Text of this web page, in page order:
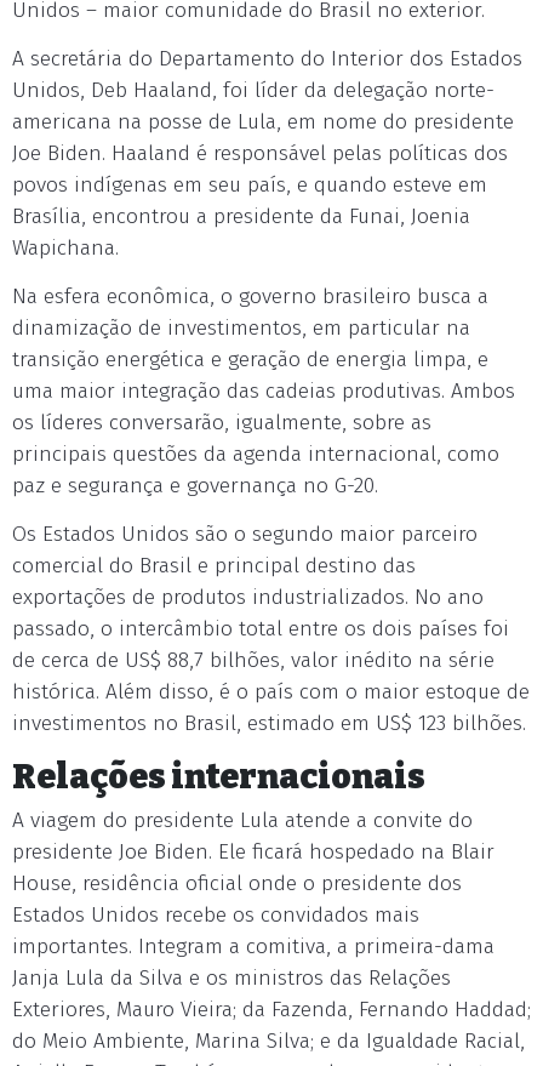
Unidos – maior comunidade do Brasil no exterior.
A secretária do Departamento do Interior dos Estados
Unidos, Deb Haaland, foi líder da delegação norte-
americana na posse de Lula, em nome do presidente
Joe Biden. Haaland é responsável pelas políticas dos
povos indígenas em seu país, e quando esteve em
Brasília, encontrou a presidente da Funai, Joenia
Wapichana.
Na esfera econômica, o governo brasileiro busca a
dinamização de investimentos, em particular na
transição energética e geração de energia limpa, e
uma maior integração das cadeias produtivas. Ambos
os líderes conversarão, igualmente, sobre as
principais questões da agenda internacional, como
paz e segurança e governança no G-20.
Os Estados Unidos são o segundo maior parceiro
comercial do Brasil e principal destino das
exportações de produtos industrializados. No ano
passado, o intercâmbio total entre os dois países foi
de cerca de US$ 88,7 bilhões, valor inédito na série
histórica. Além disso, é o país com o maior estoque de
investimentos no Brasil, estimado em US$ 123 bilhões.
Relações internacionais
A viagem do presidente Lula atende a convite do
presidente Joe Biden. Ele ficará hospedado na Blair
House, residência oficial onde o presidente dos
Estados Unidos recebe os convidados mais
importantes. Integram a comitiva, a primeira-dama
Janja Lula da Silva e os ministros das Relações
Exteriores, Mauro Vieira; da Fazenda, Fernando Haddad;
do Meio Ambiente, Marina Silva; e da Igualdade Racial,